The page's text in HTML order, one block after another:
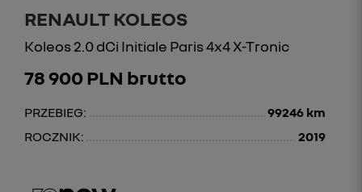
RENAULT KOLEOS
Koleos 2.0 dCi Initiale Paris 4x4 X-Tronic
78 900 PLN brutto
PRZEBIEG:
99246 km
ROCZNIK:
2019